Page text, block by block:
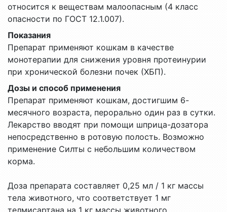
относится к веществам малоопасным (4 класс
опасности по ГОСТ 12.1.007).
Показания
Препарат применяют кошкам в качестве
монотерапии для снижения уровня протеинурии
при хронической болезни почек (ХБП).
Дозы и способ применения
Препарат применяют кошкам, достигшим 6-
месячного возраста, перорально один раз в сутки.
Лекарство вводят при помощи шприца-дозатора
непосредственно в ротовую полость. Возможно
применение Силты с небольшим количеством
корма.
Доза препарата составляет 0,25 мл / 1 кг массы
тела животного, что соответствует 1 мг
телмисартана на 1 кг массы животного.